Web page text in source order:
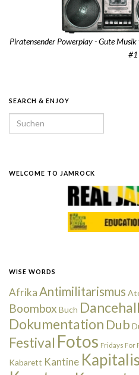
Piratensender Powerplay - Gute
#1
SEARCH & ENJOY
Search for:
WELCOME TO JAMROCK
WISE WORDS
AfrikaAntimilitarismus
Boombox Buch Dancehall
Dokumentation Dub
Festival Fotos Fridays For
Kabarett Kantine